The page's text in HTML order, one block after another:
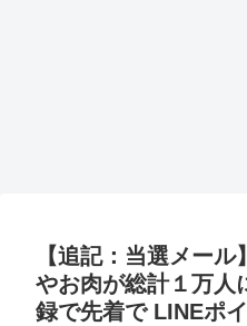
【追記：当選メー
やお肉が総計１万人
録で先着で LINEポ